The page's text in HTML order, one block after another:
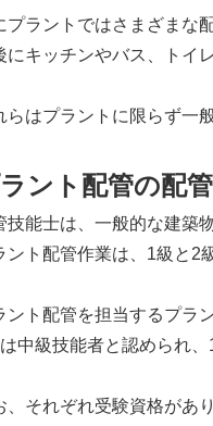
プラントではさまざまな
にキッチンやバス、トイ
らはプラントに限らず一
ント配管の配
技能士は、一般的な建築
ント配管作業は、1級と2
ント配管を担当するプラ
中級技能者と認められ
、それぞれ受験資格があ